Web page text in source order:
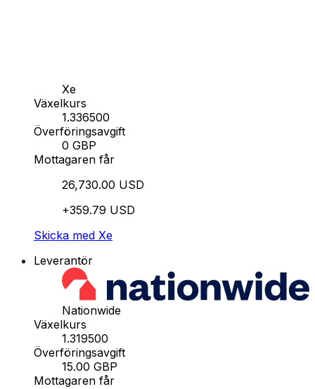
Xe
Växelkurs
1.336500
Överföringsavgift
0 GBP
Mottagaren får
26,730.00 USD
+359.79 USD
Skicka med Xe
Leverantör
Nationwide
Växelkurs
1.319500
Överföringsavgift
15.00 GBP
Mottagaren får